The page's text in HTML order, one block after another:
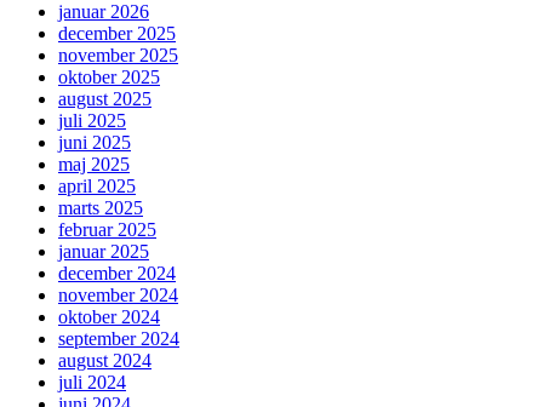
januar 2026
december 2025
november 2025
oktober 2025
august 2025
juli 2025
juni 2025
maj 2025
april 2025
marts 2025
februar 2025
januar 2025
december 2024
november 2024
oktober 2024
september 2024
august 2024
juli 2024